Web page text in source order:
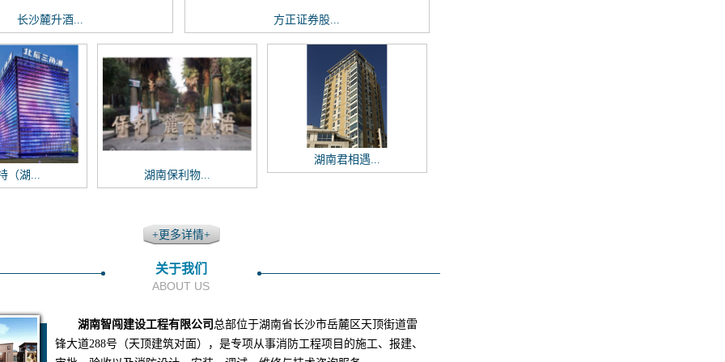
长沙麓升酒... 方正证券股...
（湖... 湖南保利物...
湖南君相遇...
+更多详情+
关于我们
ABOUT US
湖南智闯建设工程有限公司 总部位于湖南省长沙市岳麓区天顶街道雷
锋大道288号（天顶建筑对面），是专项从事消防工程项目的施工、报建、